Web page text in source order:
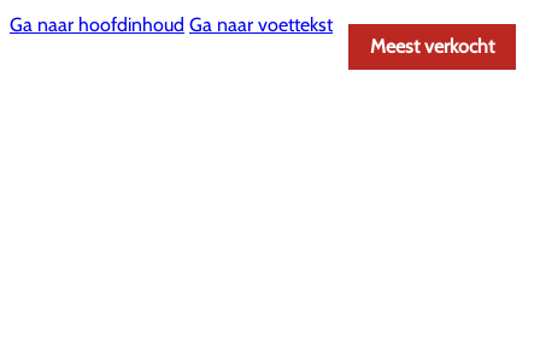
Ga naar hoofdinhoud Ga naar voettekst
Meest verkocht
Meest verkocht
Meest verkocht